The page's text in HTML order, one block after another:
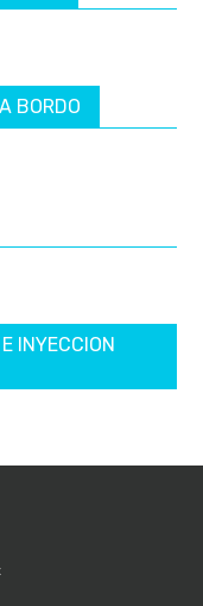
BORDO
INYECCION